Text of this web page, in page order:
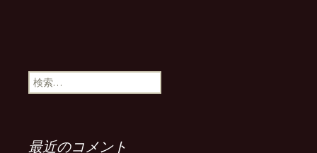
検
索:
最近のコメント